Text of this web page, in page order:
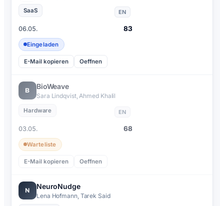
SaaS EN
06.05. 83
Eingeladen
E-Mail kopieren Oeffnen
B
BioWeave
Sara Lindqvist, Ahmed Khalil
Hardware EN
03.05. 68
Warteliste
E-Mail kopieren Oeffnen
N
NeuroNudge
Lena Hofmann, Tarek Said